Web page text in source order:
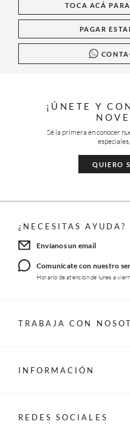
TOCA ACÁ
PAGAR
¡ÚNETE Y
Sé la primera en conocer
QUIERO
¿NECESITAS AYUDA?
Envíanos un email
Comunícate con nuestro
Horario de atención de lunes a
TRABAJA CON
INFORMACIÓN
REDES SOCIALES